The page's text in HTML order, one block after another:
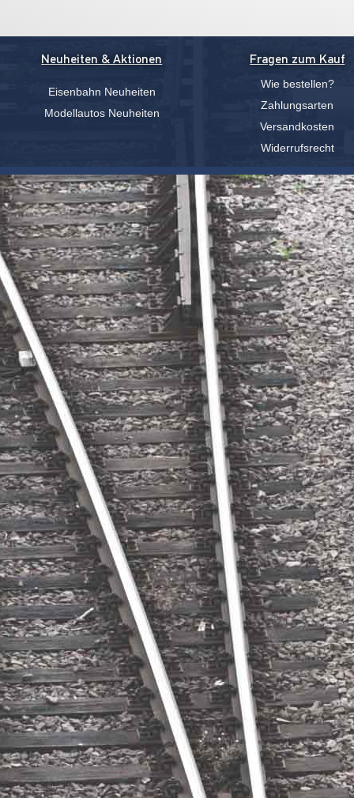
Neuheiten & Aktionen
Eisenbahn Neuheiten
Modellautos Neuheiten
Fragen zum Kauf
Wie bestellen?
Zahlungsarten
Versandkosten
Widerrufsrecht